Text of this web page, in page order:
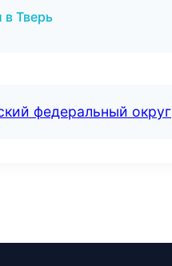
Тверь
федеральный округ